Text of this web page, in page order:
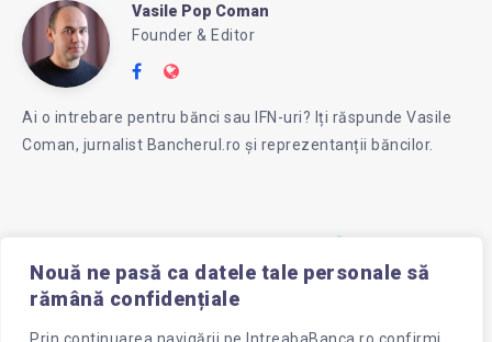
Nouă ne pasă ca datele tale personale să
rămână confidențiale
Vasile
Pop
Vasile Pop Coman
Founder & Editor
Follow
on
Website:
Ai o intrebare pentru bănci sau IFN-uri? Iți răspunde Vasile
Coman, jurnalist Bancherul.ro și reprezentanții băncilor.